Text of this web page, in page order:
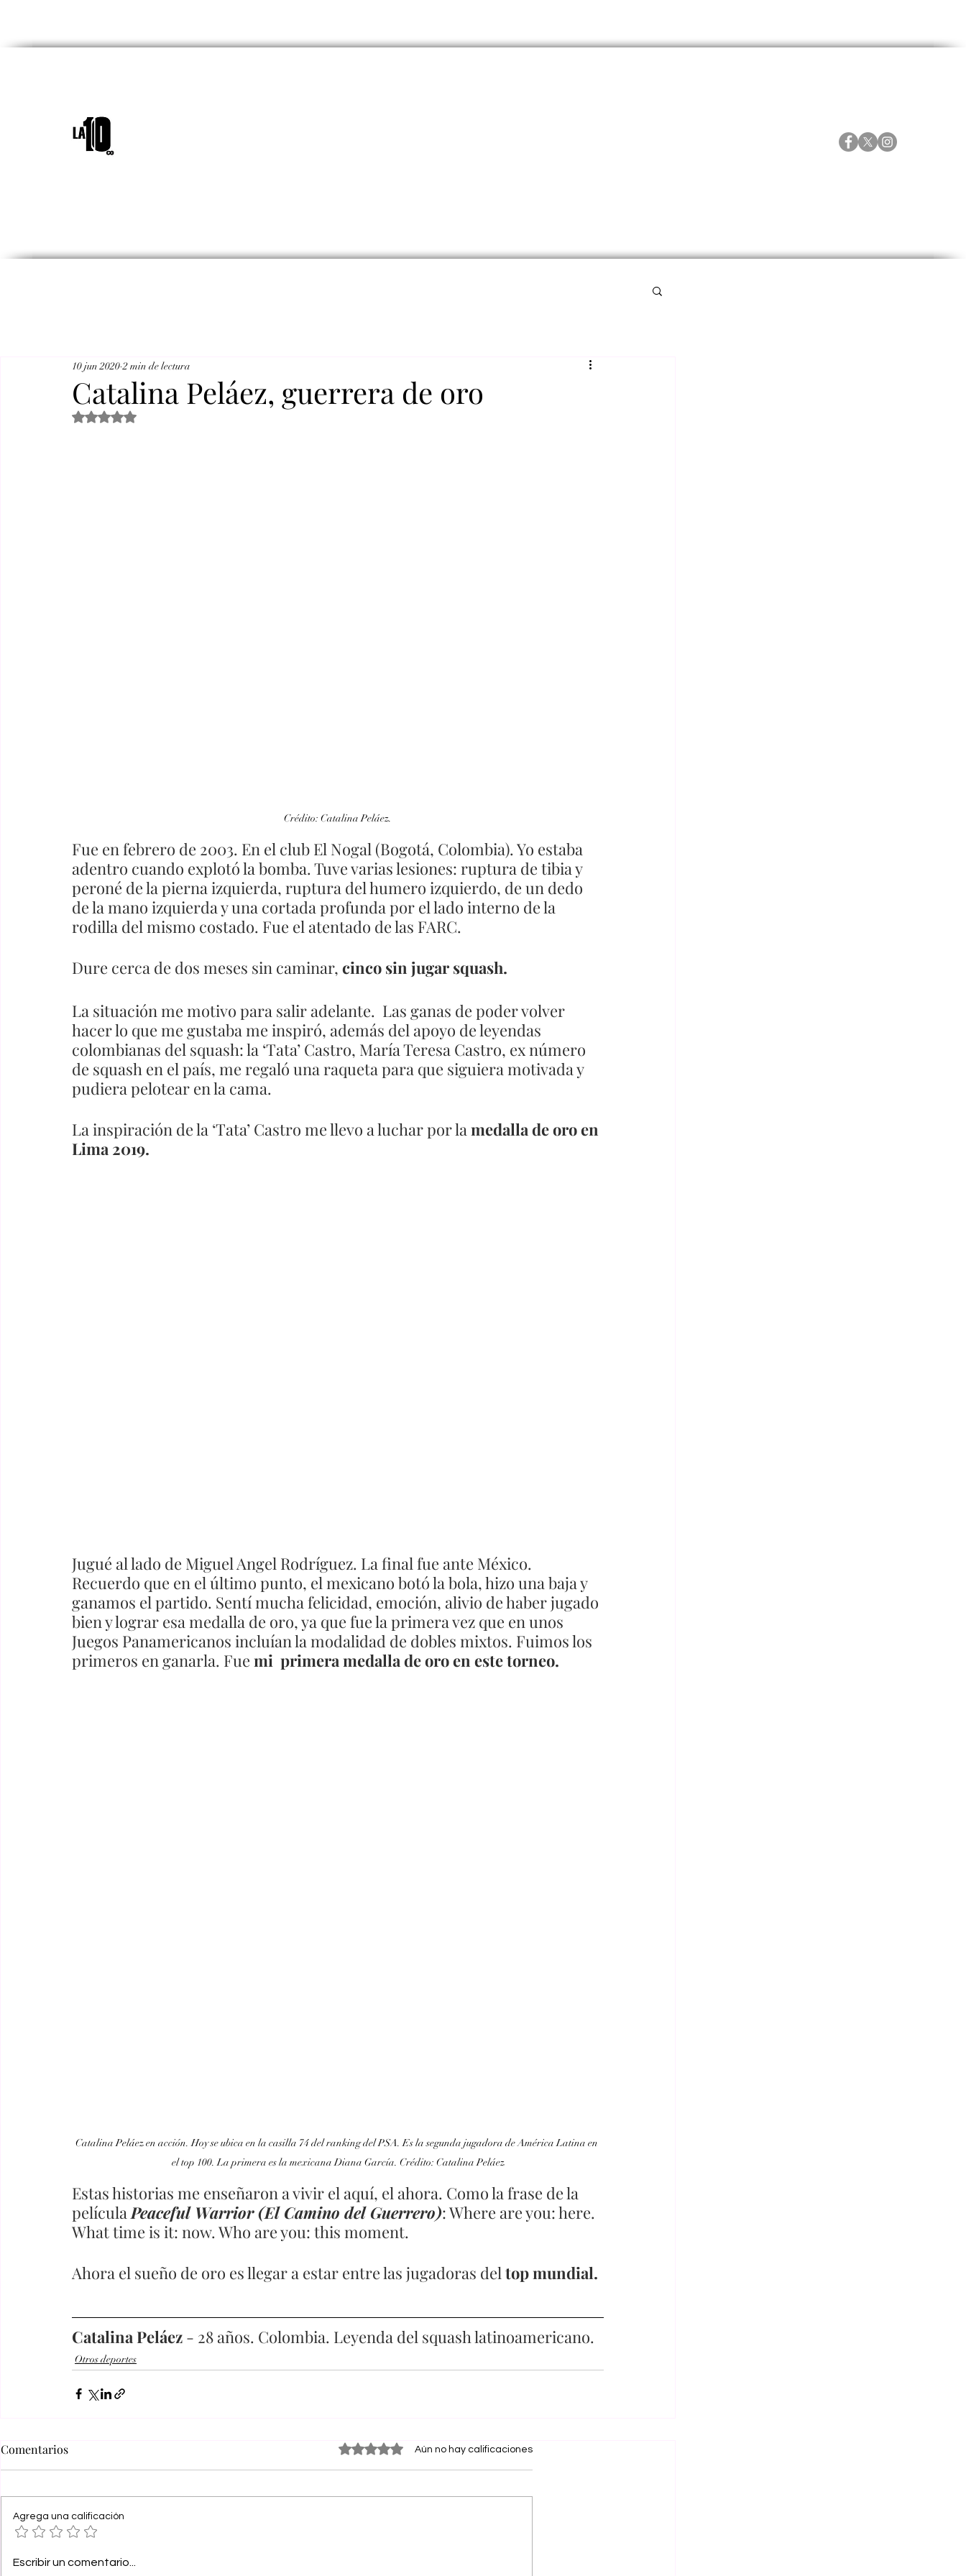
Catalina Peláez, guerrera de oro
10 jun 2020 2 min de lectura
Obtuvo NaN de 5 estrellas.
Crédito: Catalina Peláez.
Fue en febrero de 2003. En el club El Nogal (Bogotá, Colombia). Yo estaba
adentro cuando explotó la bomba. Tuve varias lesiones: ruptura de tibia y
peroné de la pierna izquierda, ruptura del humero izquierdo, de un dedo
de la mano izquierda y una cortada profunda por el lado interno de la
rodilla del mismo costado. Fue el atentado de las FARC.
Dure cerca de dos meses sin caminar, cinco sin jugar squash.
La situación me motivo para salir adelante.  Las ganas de poder volver
hacer lo que me gustaba me inspiró, además del apoyo de leyendas
colombianas del squash: la ‘Tata’ Castro, María Teresa Castro, ex número
de squash en el país, me regaló una raqueta para que siguiera motivada y
pudiera pelotear en la cama.
La inspiración de la ‘Tata’ Castro me llevo a luchar por la medalla de oro en
Lima 2019.
Jugué al lado de Miguel Angel Rodríguez. La final fue ante México.
Recuerdo que en el último punto, el mexicano botó la bola, hizo una baja y
ganamos el partido. Sentí mucha felicidad, emoción, alivio de haber jugado
bien y lograr esa medalla de oro, ya que fue la primera vez que en unos
Juegos Panamericanos incluían la modalidad de dobles mixtos. Fuimos los
primeros en ganarla. Fue mi  primera medalla de oro en este torneo.
Catalina Peláez en acción. Hoy se ubica en la casilla 74 del ranking del PSA. Es la segunda jugadora de América Latina en
el top 100. La primera es la mexicana Diana García. Crédito: Catalina Peláez
Estas historias me enseñaron a vivir el aquí, el ahora. Como la frase de la
película Peaceful Warrior (El Camino del Guerrero): Where are you: here.
What time is it: now. Who are you: this moment.
Ahora el sueño de oro es llegar a estar entre las jugadoras del top mundial.
Catalina Peláez - 28 años. Colombia. Leyenda del squash latinoamericano.
Otros deportes
Comentarios Obtuvo 0 de 5 estrellas.Aún no hay calificaciones
Agrega una calificación
Escribir un comentario...